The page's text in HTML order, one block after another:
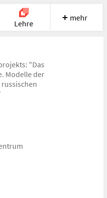
Lehre
Recherche
mehr
"Das
Modelle der
Geschichtsphilosophie,